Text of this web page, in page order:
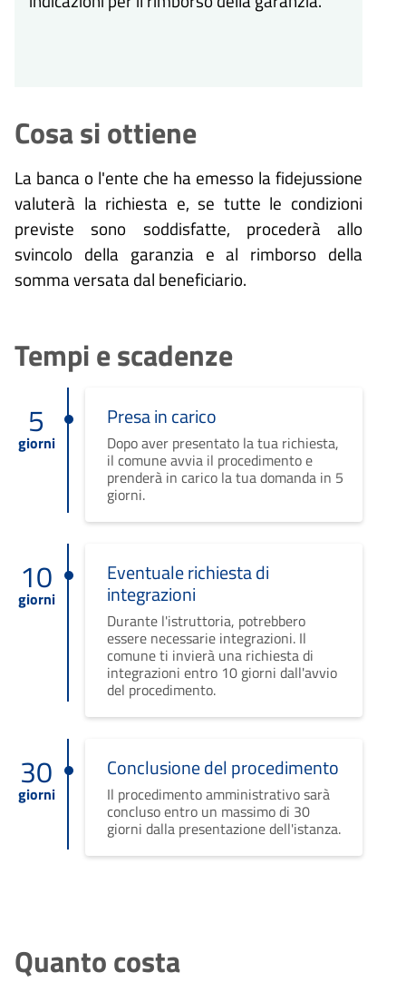
Cosa si ottiene
La banca o l'ente che ha emesso la fidejussione
valuterà la richiesta e, se tutte le condizioni
previste sono soddisfatte, procederà allo
svincolo della garanzia e al rimborso della
somma versata dal beneficiario.
Tempi e scadenze
5
giorni
Presa in carico
Dopo aver presentato la tua richiesta,
il comune avvia il procedimento e
prenderà in carico la tua domanda in 5
giorni.
10
giorni
Eventuale richiesta di
integrazioni
Durante l'istruttoria, potrebbero
essere necessarie integrazioni. Il
comune ti invierà una richiesta di
integrazioni entro 10 giorni dall'avvio
del procedimento.
30
giorni
Conclusione del procedimento
Il procedimento amministrativo sarà
concluso entro un massimo di 30
giorni dalla presentazione dell'istanza.
Quanto costa